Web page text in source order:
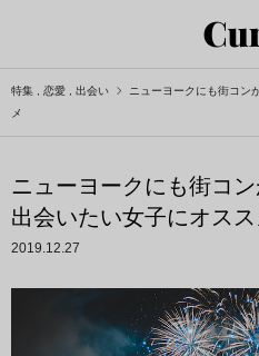
特集 恋愛 出会い
ニューヨークにも街コン
メ
ニューヨークにも街コ
出会いたい女子にオスス
2019.12.27